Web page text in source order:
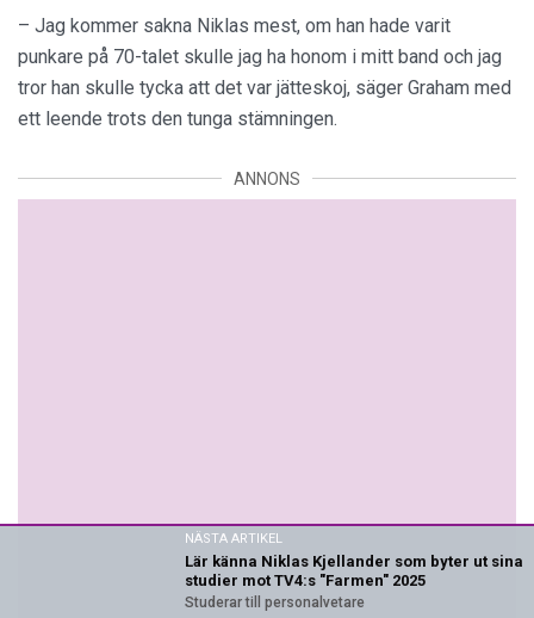
– Jag kommer sakna Niklas mest, om han hade varit
punkare på 70-talet skulle jag ha honom i mitt band och jag
tror han skulle tycka att det var jätteskoj, säger Graham med
ett leende trots den tunga stämningen.
ANNONS
NÄSTA ARTIKEL
Lär känna Niklas Kjellander som byter ut sina
studier mot TV4:s "Farmen" 2025
Studerar till personalvetare